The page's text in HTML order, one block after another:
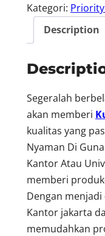
Kategori:
Description
Segeralah
akan memberi
kualitas yang
Nyaman Di
Kantor Atau
memberi
Dengan
Kantor jakarta
memudahkan